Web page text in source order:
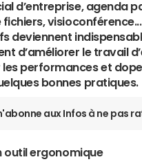
d’entreprise, agenda
visioconférence...
deviennent
d’améliorer le travail
performances et
bonnes pratiques.
aux Infos à ne pas
outil ergonomique